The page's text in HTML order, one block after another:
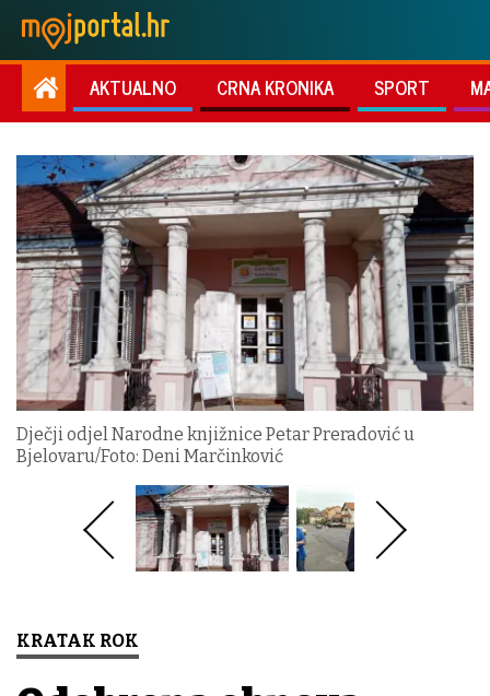
AKTUALNO CRNA KRONIKA SPORT
Dječji odjel Narodne knjižnice Petar Preradović u
Bjelovaru/Foto: Deni Marčinković
KRATAK ROK